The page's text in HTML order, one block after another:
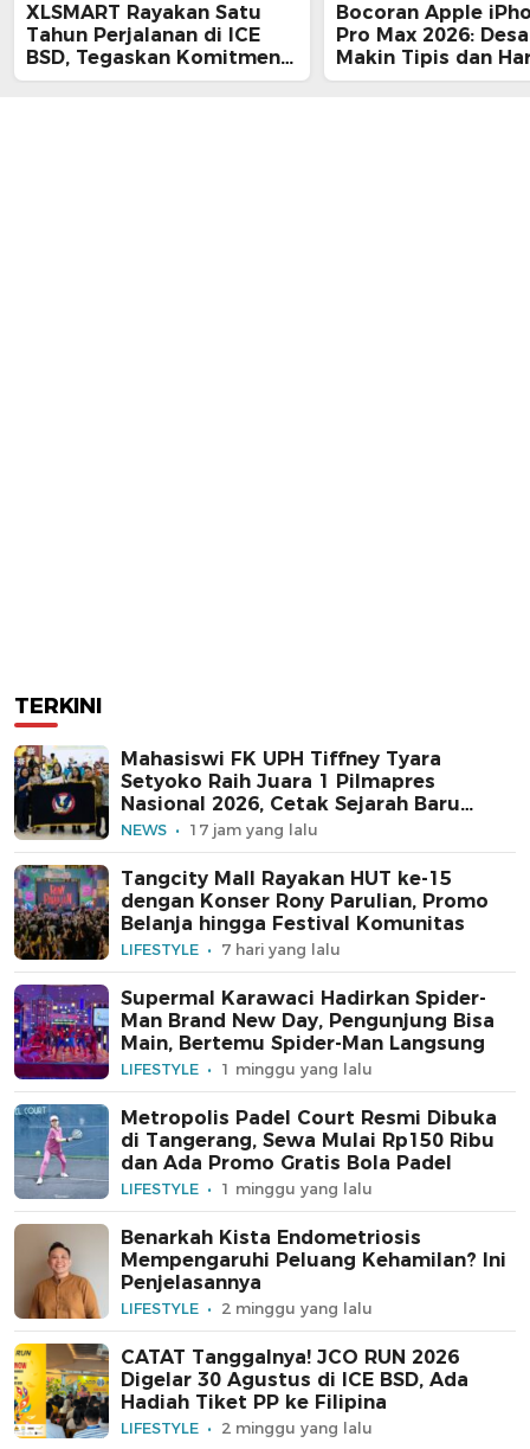
XLSMART Rayakan Satu
Tahun Perjalanan di ICE
BSD, Tegaskan Komitmen
Perkuat Jaringan dan
Bocoran Apple
Pro Max 2026:
Makin Tipis dan
Tembus Rp25 Juta
TERKINI
Mahasiswi FK UPH Tiffney Tyara
Setyoko Raih Juara 1 Pilmapres
Nasional 2026, Cetak Sejarah Baru
untuk Kampus Swasta
NEWS 17 jam yang lalu
Tangcity Mall Rayakan HUT ke-15
dengan Konser Rony Parulian, Promo
Belanja hingga Festival Komunitas
LIFESTYLE 7 hari yang lalu
Supermal Karawaci Hadirkan Spider-
Man Brand New Day, Pengunjung Bisa
Main, Bertemu Spider-Man Langsung
LIFESTYLE 1 minggu yang lalu
Metropolis Padel Court Resmi Dibuka
di Tangerang, Sewa Mulai Rp150 Ribu
dan Ada Promo Gratis Bola Padel
LIFESTYLE 1 minggu yang lalu
Benarkah Kista Endometriosis
Mempengaruhi Peluang Kehamilan? Ini
Penjelasannya
LIFESTYLE 2 minggu yang lalu
CATAT Tanggalnya! JCO RUN 2026
Digelar 30 Agustus di ICE BSD, Ada
Hadiah Tiket PP ke Filipina
LIFESTYLE 2 minggu yang lalu